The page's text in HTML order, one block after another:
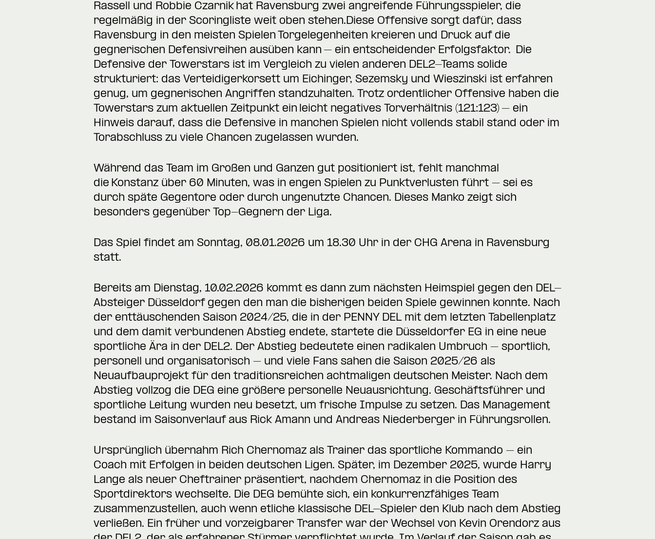
Rassell und Robbie Czarnik hat Ravensburg zwei angreifende Führungsspieler, die
regelmäßig in der Scoringliste weit oben stehen.Diese Offensive sorgt dafür, dass
Ravensburg in den meisten Spielen Torgelegenheiten kreieren und Druck auf die
gegnerischen Defensivreihen ausüben kann – ein entscheidender Erfolgsfaktor. Die
Defensive der Towerstars ist im Vergleich zu vielen anderen DEL2-Teams solide
strukturiert: das Verteidigerkorsett um Eichinger, Sezemsky und Wieszinski ist erfahren
genug, um gegnerischen Angriffen standzuhalten. Trotz ordentlicher Offensive haben die
Towerstars zum aktuellen Zeitpunkt ein leicht negatives Torverhältnis (121:123) – ein
Hinweis darauf, dass die Defensive in manchen Spielen nicht vollends stabil stand oder im
Torabschluss zu viele Chancen zugelassen wurden.
Während das Team im Großen und Ganzen gut positioniert ist, fehlt manchmal
die Konstanz über 60 Minuten, was in engen Spielen zu Punktverlusten führt – sei es
durch späte Gegentore oder durch ungenutzte Chancen. Dieses Manko zeigt sich
besonders gegenüber Top-Gegnern der Liga.
Das Spiel findet am Sonntag, 08.01.2026 um 18.30 Uhr in der CHG Arena in Ravensburg
statt.
Bereits am Dienstag, 10.02.2026 kommt es dann zum nächsten Heimspiel gegen den DEL-
Absteiger Düsseldorf gegen den man die bisherigen beiden Spiele gewinnen konnte. Nach
der enttäuschenden Saison 2024/25, die in der PENNY DEL mit dem letzten Tabellenplatz
und dem damit verbundenen Abstieg endete, startete die Düsseldorfer EG in eine neue
sportliche Ära in der DEL2. Der Abstieg bedeutete einen radikalen Umbruch – sportlich,
personell und organisatorisch – und viele Fans sahen die Saison 2025/26 als
Neuaufbauprojekt für den traditionsreichen achtmaligen deutschen Meister. Nach dem
Abstieg vollzog die DEG eine größere personelle Neuausrichtung. Geschäftsführer und
sportliche Leitung wurden neu besetzt, um frische Impulse zu setzen. Das Management
bestand im Saisonverlauf aus Rick Amann und Andreas Niederberger in Führungsrollen.
Ursprünglich übernahm Rich Chernomaz als Trainer das sportliche Kommando – ein
Coach mit Erfolgen in beiden deutschen Ligen. Später, im Dezember 2025, wurde Harry
Lange als neuer Cheftrainer präsentiert, nachdem Chernomaz in die Position des
Sportdirektors wechselte. Die DEG bemühte sich, ein konkurrenzfähiges Team
zusammenzustellen, auch wenn etliche klassische DEL-Spieler den Klub nach dem Abstieg
verließen. Ein früher und vorzeigbarer Transfer war der Wechsel von Kevin Orendorz aus